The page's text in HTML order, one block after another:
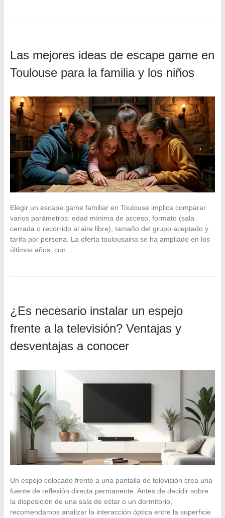
Las mejores ideas de escape game en
Toulouse para la familia y los niños
Elegir un escape game familiar en Toulouse implica comparar
varios parámetros: edad mínima de acceso, formato (sala
cerrada o recorrido al aire libre), tamaño del grupo aceptado y
tarifa por persona. La oferta toulousaina se ha ampliado en los
últimos años, con…
¿Es necesario instalar un espejo
frente a la televisión? Ventajas y
desventajas a conocer
Un espejo colocado frente a una pantalla de televisión crea una
fuente de reflexión directa permanente. Antes de decidir sobre
la disposición de una sala de estar o un dormitorio,
recomendamos analizar la interacción óptica entre la superficie